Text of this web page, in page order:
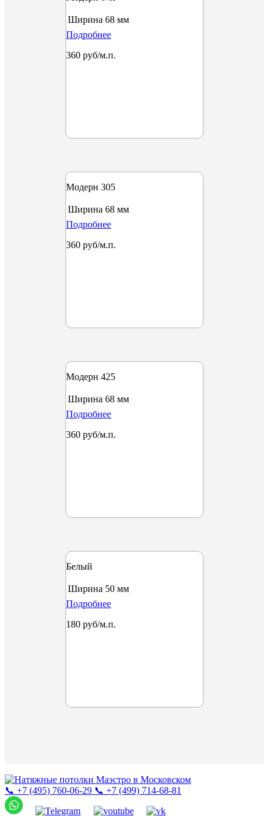
Ширина 68 мм
Подробнее
360 руб/м.п.
Модерн 305
Ширина 68 мм
Подробнее
360 руб/м.п.
Модерн 425
Ширина 68 мм
Подробнее
360 руб/м.п.
Белый
Ширина 50 мм
Подробнее
180 руб/м.п.
📞 +7 (495) 760-06-29 📞 +7 (499) 714-68-81